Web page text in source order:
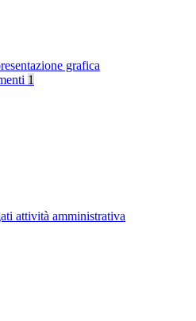
grafica
1
attività amministrativa